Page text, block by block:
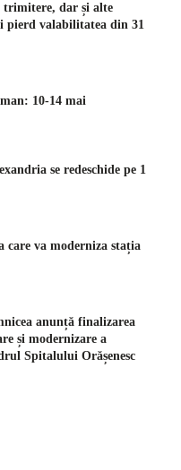
trimitere, dar și alte
pierd valabilitatea din 31
10-14 mai
se redeschide pe 1
care va moderniza stația
anunță finalizarea
și modernizare a
Spitalului Orășenesc